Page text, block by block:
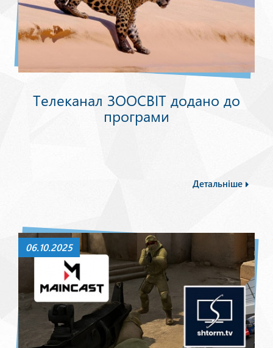
Телеканал ЗООСВІТ додано до
програми
Детальніше
06.10.2025